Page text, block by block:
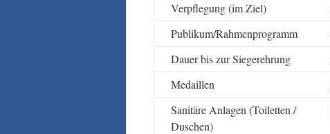
Verpflegung (im Ziel)
Publikum/Rahmenprogramm
Dauer bis zur Siegerehrung
Medaillen
Sanitäre Anlagen (Toiletten /
Duschen)